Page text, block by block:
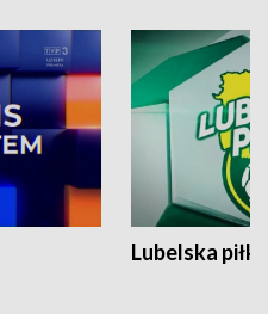
Lubelska piłka